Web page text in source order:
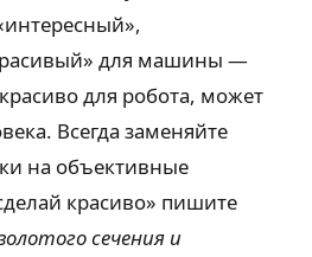
для машины —
для робота, может
Всегда заменяйте
на объективные
красиво» пишите
сечения и